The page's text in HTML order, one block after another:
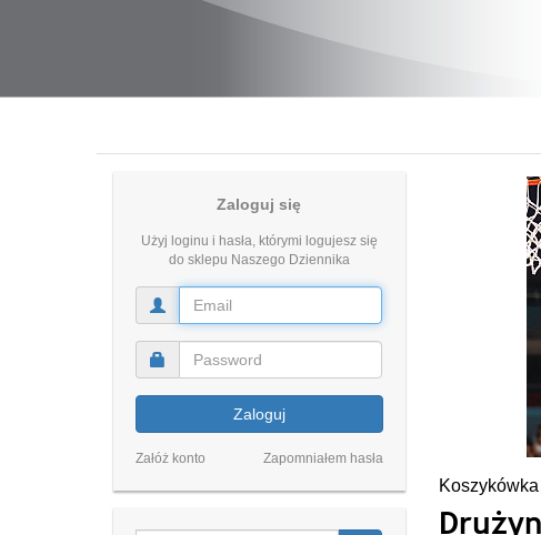
Zaloguj się
Użyj loginu i hasła, którymi logujesz się
do sklepu Naszego Dziennika
Zaloguj
Załóż konto Zapomniałem hasła
Koszykówka